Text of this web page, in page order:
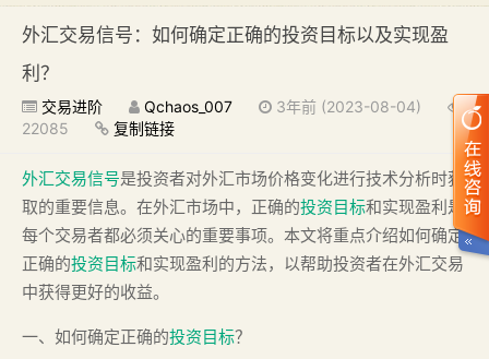
外汇交易信号：如何确定正确的投资目标以及实现盈
利？
交易进阶 Qchaos_007
3年前 (2023-08-04)
22085
复制链接
外汇交易信号是投资者对外汇市场价格变化进行技术分析时获
取的重要信息。在外汇市场中，正确的投资目标和实现盈利是
每个交易者都必须关心的重要事项。本文将重点介绍如何确定
正确的投资目标和实现盈利的方法，以帮助投资者在外汇交易
中获得更好的收益。
一、如何确定正确的投资目标？